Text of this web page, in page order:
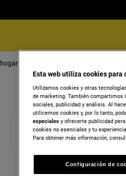
Esta web utiliza cookies
Utilizamos cookies y otras
de marketing. También compartimos
sociales, publicidad y análisis. Al
utilicemos cookies y, por lo tanto,
especiales y ofrecerte publicidad
cookies no esenciales y tu
Para obtener más información,
Configuración de